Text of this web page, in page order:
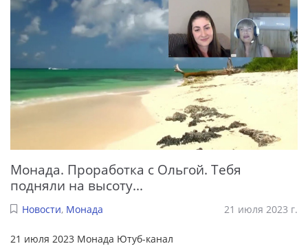
Монада. Проработка с Ольгой. Тебя
подняли на высоту...
Новости, Монада 21 июля 2023 г.
21 июля 2023 Монада Ютуб-канал